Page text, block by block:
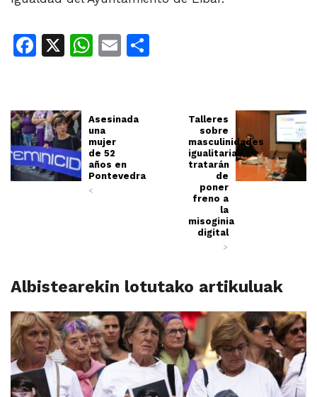
Facebook
X WhatsApp
Email
Asesinada
una
mujer
de 52
años en
Pontevedra
<
Talleres
sobre
masculinidades
igualitarias
tratarán
de
poner
freno a
la
misoginia
digital
>
Albistearekin lotutako artikuluak